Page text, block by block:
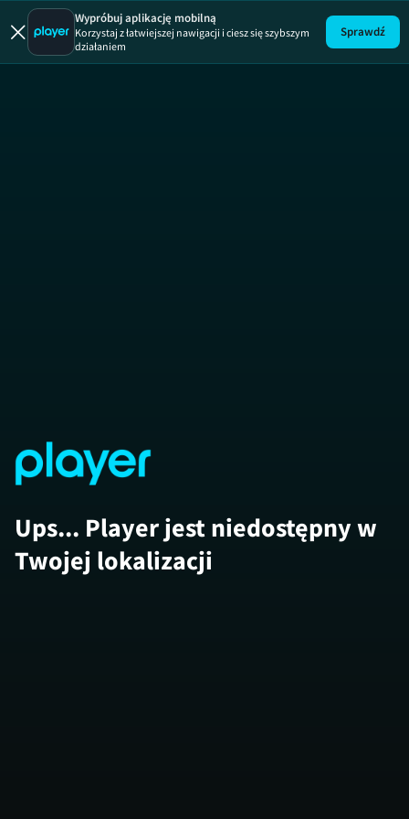
Pokonać
Wypróbuj aplikację mobilną
Korzystaj z łatwiejszej nawigacji i ciesz się szybszym
działaniem
Sprawdź
Ups... Player jest niedostępny w
Twojej lokalizacji